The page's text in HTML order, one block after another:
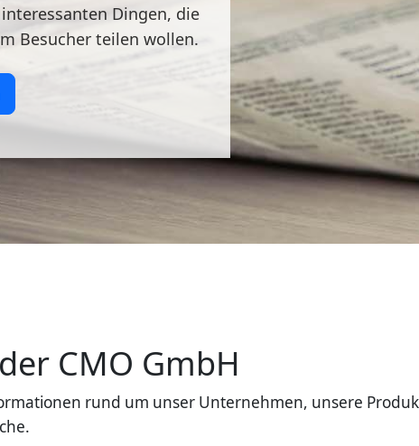
Dingen, die
Besucher teilen wollen.
CMO GmbH
rund um unser Unternehmen, unsere